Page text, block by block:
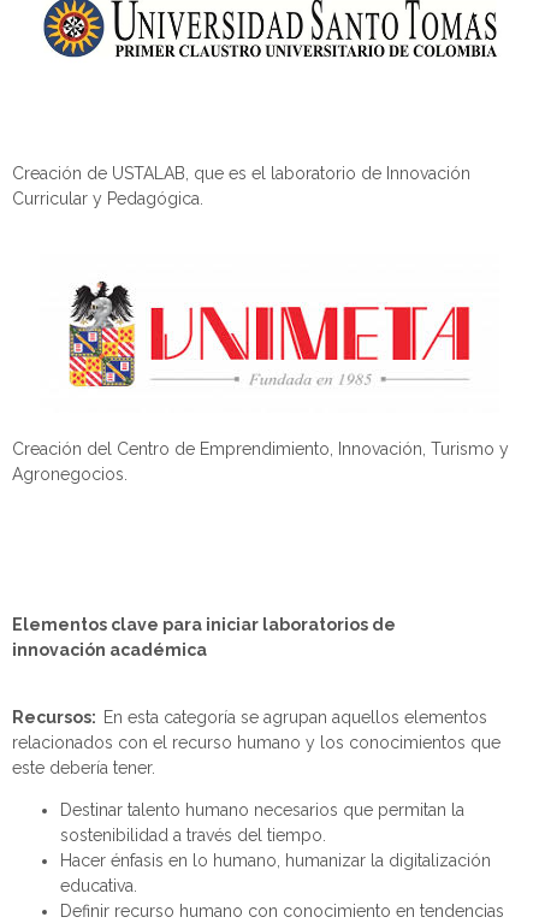
Creación de USTALAB, que es el laboratorio de Innovación
Curricular y Pedagógica.
Creación del Centro de Emprendimiento, Innovación, Turismo y
Agronegocios.
Elementos clave para iniciar laboratorios de
innovación académica
Recursos: En esta categoría se agrupan aquellos elementos
relacionados con el recurso humano y los conocimientos que
este debería tener.
Destinar talento humano necesarios que permitan la
sostenibilidad a través del tiempo.
Hacer énfasis en lo humano,
humanizar la digitalización
educativa
Definir recurso humano con conocimiento en tendencias